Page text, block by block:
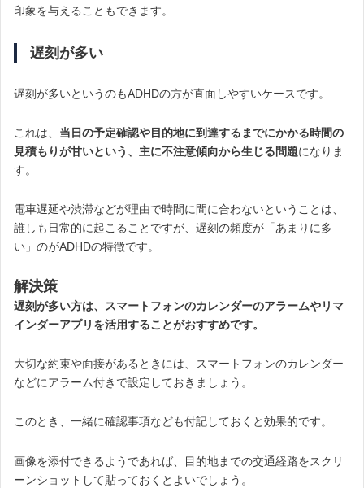
印象を与えることもできます。
遅刻が多い
遅刻が多いというのもADHDの方が直面しやすいケースです。
これは、 当日の予定確認や目的地に到達するまでにかかる時間の
見積もりが甘いという、主に不注意傾向から生じる問題になりま
す。
電車遅延や渋滞などが理由で時間に間に合わないということは、
誰しも日常的に起こることですが、遅刻の頻度が「あまりに多
い」のがADHDの特徴です。
解決策
遅刻が多い方は、スマートフォンのカレンダーのアラームやリマ
インダーアプリを活用することがおすすめです。
大切な約束や面接があるときには、スマートフォンのカレンダー
などにアラーム付きで設定しておきましょう。
このとき、一緒に確認事項なども付記しておくと効果的です。
画像を添付できるようであれば、目的地までの交通経路をスクリ
ーンショットして貼っておくとよいでしょう。